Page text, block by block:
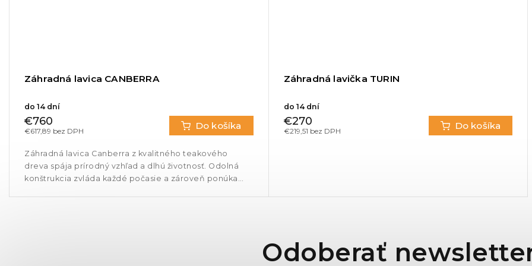
Záhradná lavica CANBERRA
do 14 dní
€617,89 bez DPH
€760 Do košíka
Záhradná lavica Canberra z kvalitného teakového
dreva spája prírodný vzhľad a dlhú životnosť. Odolná
konštrukcia zvláda každé počasie a zároveň ponúka
Záhradná lavička TURIN
do 14 dní
€219,51 bez DPH
€270 Do košíka
Odoberať